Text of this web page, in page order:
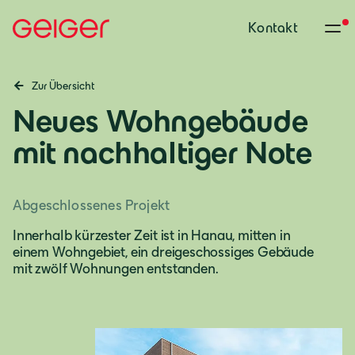
Kontakt
Zur Übersicht
Neues Wohngebäude
mit nachhaltiger Note
Abgeschlossenes Projekt
Innerhalb kürzester Zeit ist in Hanau, mitten in
einem Wohngebiet, ein dreigeschossiges Gebäude
mit zwölf Wohnungen entstanden.